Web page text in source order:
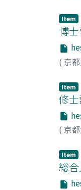
る.
記名
事
たる
Item
博
( 京
Item
修
( 京
Item
総